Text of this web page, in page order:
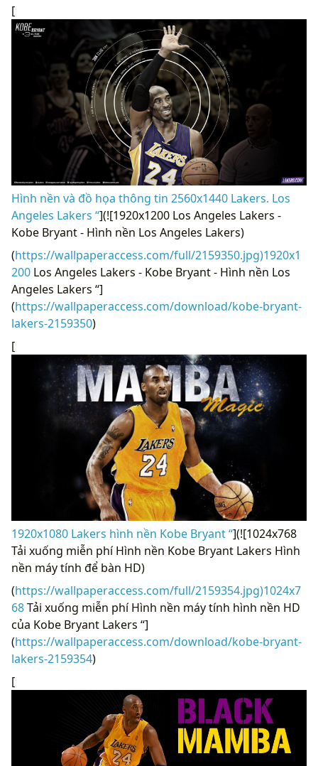
[
Hình nền và đồ họa thông tin 2560x1440 Lakers. Los
Angeles Lakers “](![1920x1200 Los Angeles Lakers -
Kobe Bryant - Hình nền Los Angeles Lakers)
(https://wallpaperaccess.com/full/2159350.jpg)1920x1
200 Los Angeles Lakers - Kobe Bryant - Hình nền Los
Angeles Lakers “]
(https://wallpaperaccess.com/download/kobe-bryant-
lakers-2159350)
[
1920x1080 Lakers hình nền Kobe Bryant “](![1024x768
Tải xuống miễn phí Hình nền Kobe Bryant Lakers Hình
nền máy tính để bàn HD)
(https://wallpaperaccess.com/full/2159354.jpg)1024x7
68Tải xuống miễn phí Hình nền máy tính hình nền HD
của Kobe Bryant Lakers “]
(https://wallpaperaccess.com/download/kobe-bryant-
lakers-2159354)
[